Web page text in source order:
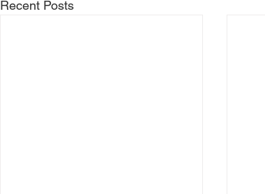
Recent Posts